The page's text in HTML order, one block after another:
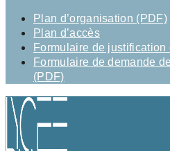
Plan d’organisation (PDF)
Plan d’accès
Formulaire de justification
Formulaire de demande
(PDF)